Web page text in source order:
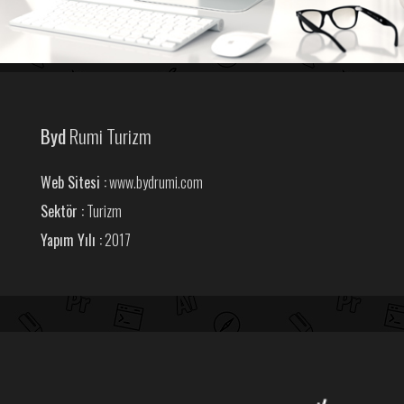
BydRumi Turizm
Web Sitesi :www.bydrumi.com
Sektör :Turizm
Yapım Yılı :2017